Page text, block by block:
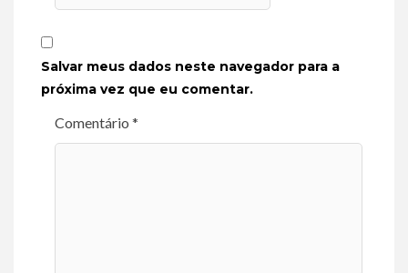
Salvar meus dados neste navegador para a
próxima vez que eu comentar.
Comentário *